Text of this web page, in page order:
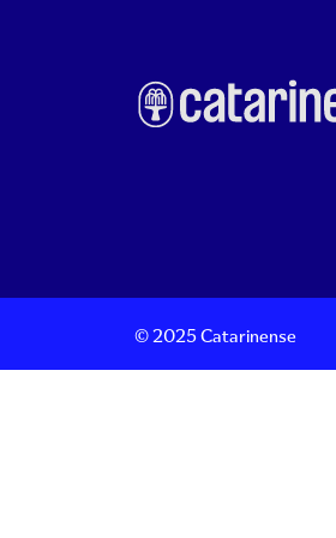
© 2025 Catarinense